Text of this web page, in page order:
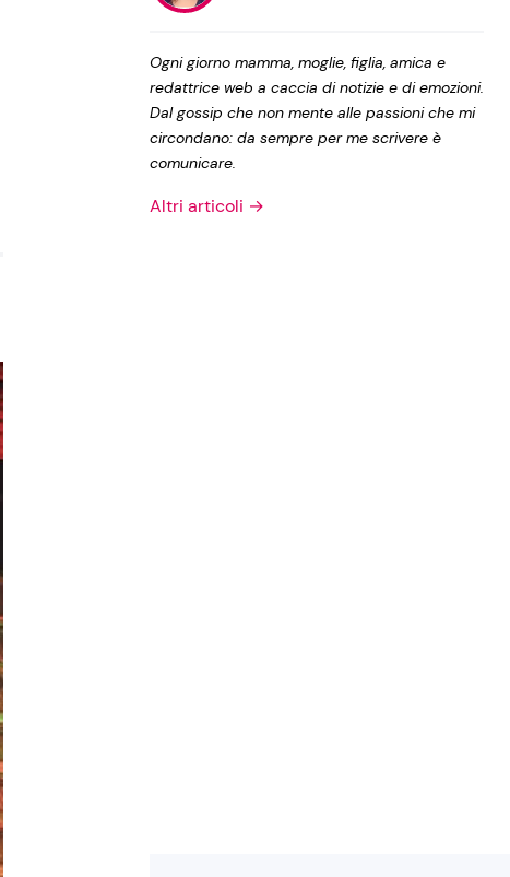
Privacy Policy
Ogni giorno mamma, moglie, figlia, amica e
redattrice web a caccia di notizie e di emozioni.
Dal gossip che non mente alle passioni che mi
circondano: da sempre per me scrivere è
comunicare.
Altri articoli →